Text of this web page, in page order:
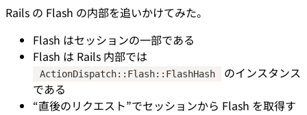
Rails の Flash の内部を追いかけてみた。
Flash はセッションの一部である
Flash は Rails 内部では
ActionDispatch::Flash::FlashHash
のインスタンス
である
“直後のリクエスト”でセッションから Flash を取得す